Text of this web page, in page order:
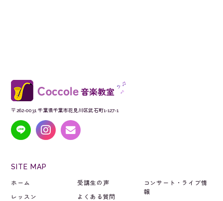
〒262-0031 千葉県千葉市花見川区武石町1-127-1
SITE MAP
ホーム
レッスン
受講生の声
よくある質問
コンサート・ライブ情
報